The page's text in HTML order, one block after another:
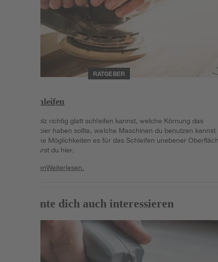
RATGEBER
Holz schleifen
Wie du Holz richtig glatt schleifen kannst, welche Körnung das
Schleifpapier haben sollte, welche Maschinen du benutzen kannst
und welche Möglichkeiten es für das Schleifen unebener
gibt, erfährst du hier.
WeiterlesenWeiterlesen.
Das könnte dich auch interessieren